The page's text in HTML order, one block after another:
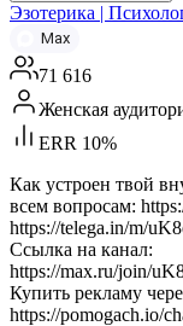
Эзотерика |
Max
71 616
Женская
ERR 10%
Как устроен твой
всем вопросам:
https://telega.in/m/
Ссылка на канал:
https://max.ru/join/
Купить рекламу
https://pomogach.io/